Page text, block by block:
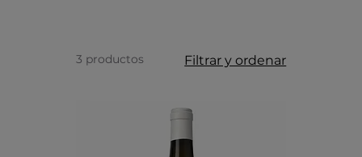
3 productos Filtrar y ordenar